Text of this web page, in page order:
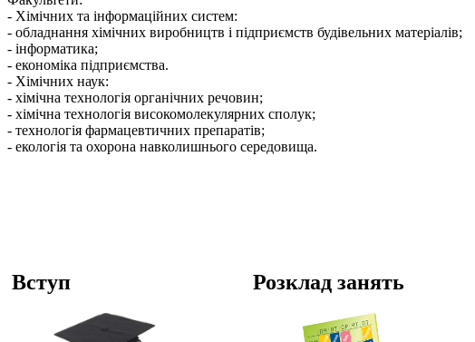
- Хімічних та інформаційних систем:
- обладнання хімічних виробництв і підприємств будівельних матеріалів;
- інформатика;
- економіка підприємства.
- Хімічних наук:
- хімічна технологія органічних речовин;
- хімічна технологія високомолекулярних сполук;
- технологія фармацевтичних препаратів;
- екологія та охорона навколишнього середовища.
Вступ Розклад занять